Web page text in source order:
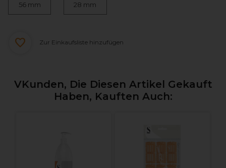
56 mm 28 mm
Zur Einkaufsliste hinzufügen
VKunden, Die Diesen Artikel Gekauft
Haben, Kauften Auch: